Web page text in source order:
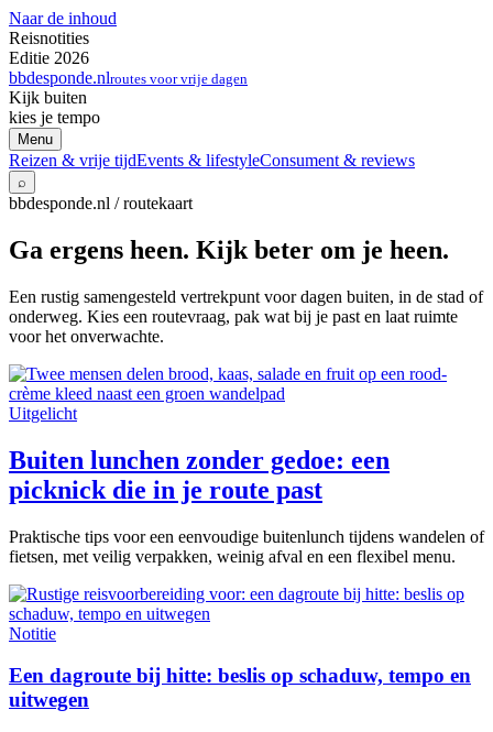
Naar de inhoud
Reisnotities
Editie 2026
bbdesponde.nlroutes voor vrije dagen
Kijk buiten
kies je tempo
Menu
Reizen & vrije tijdEvents & lifestyleConsument & reviews
⌕
bbdesponde.nl / routekaart
Ga ergens heen. Kijk beter om je heen.
Een rustig samengesteld vertrekpunt voor dagen buiten, in de stad of
onderweg. Kies een routevraag, pak wat bij je past en laat ruimte
voor het onverwachte.
Uitgelicht
Buiten lunchen zonder gedoe: een
picknick die in je route past
Praktische tips voor een eenvoudige buitenlunch tijdens wandelen of
fietsen, met veilig verpakken, weinig afval en een flexibel menu.
Notitie
Een dagroute bij hitte: beslis op schaduw, tempo en
uitwegen